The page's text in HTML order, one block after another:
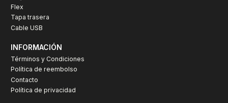
Flex
Tapa trasera
Cable USB
INFORMACIÓN
Términos y Condiciones
Política de reembolso
Contacto
Política de privacidad